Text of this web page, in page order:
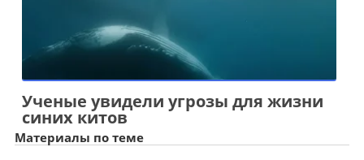
Ученые увидели угрозы для жизни
синих китов
Материалы по теме